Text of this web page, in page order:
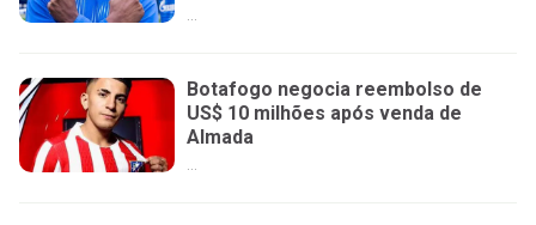
...
Botafogo negocia reembolso de
US$ 10 milhões após venda de
Almada
...